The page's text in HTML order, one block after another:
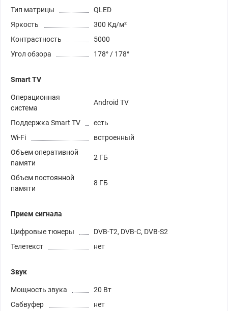
Тип матрицы
QLED
Яркость
300 Кд/м²
Контрастность
5000
Угол обзора
178° / 178°
Smart TV
Операционная
система
Android TV
Поддержка Smart TV
есть
Wi-Fi
встроенный
Объем оперативной
памяти
2 ГБ
Объем постоянной
памяти
8 ГБ
Прием сигнала
Цифровые тюнеры
DVB-T2, DVB-C, DVB-S2
Телетекст
нет
Звук
Мощность звука
20 Вт
Сабвуфер
нет